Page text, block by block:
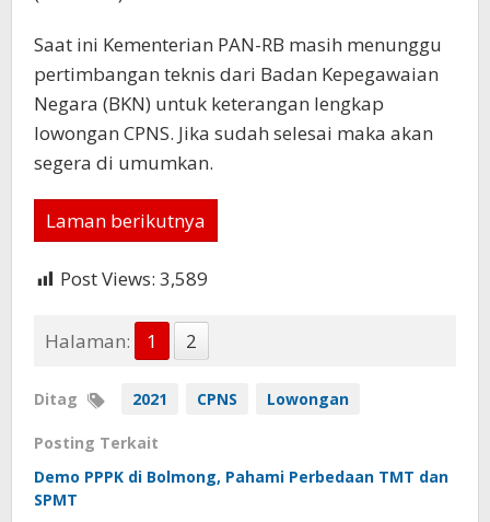
Saat ini Kementerian PAN-RB masih menunggu
pertimbangan teknis dari Badan Kepegawaian
Negara (BKN) untuk keterangan lengkap
lowongan CPNS. Jika sudah selesai maka akan
segera di umumkan.
Laman berikutnya
Post Views: 3,589
Halaman: 1 2
Ditag 2021 CPNS Lowongan
Posting Terkait
Demo PPPK di Bolmong, Pahami Perbedaan TMT dan
SPMT